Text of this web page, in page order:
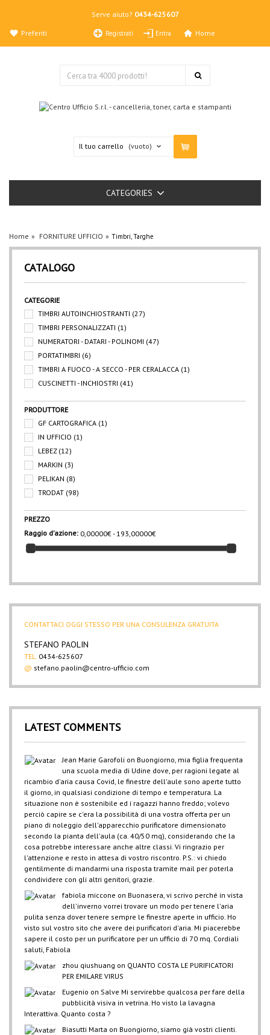
Serve aiuto? 0434-625607
Registrati Entra
Preferiti Home
Il tuo carrello (vuoto)
CATEGORIES
Home FORNITURE UFFICIO Timbri, Targhe
CATALOGO
CATEGORIE
TIMBRI AUTOINCHIOSTRANTI (27)
TIMBRI PERSONALIZZATI (1)
NUMERATORI - DATARI - POLINOMI (47)
PORTATIMBRI (6)
TIMBRI A FUOCO - A SECCO - PER CERALACCA (1)
CUSCINETTI - INCHIOSTRI (41)
PRODUTTORE
GF CARTOGRAFICA (1)
IN UFFICIO (1)
LEBEZ(12)
MARKIN (3)
PELIKAN (8)
TRODAT (98)
PREZZO
Raggio d'azione: 0,00000€ - 193,00000€
CONTATTACI OGGI STESSO PER UNA CONSULENZA GRATUITA
STEFANO PAOLIN
TEL. 0434-625607
@ stefano.paolin@centro-ufficio.com
LATEST COMMENTS
Jean Marie Garofoli on Buongiorno, mia figlia frequenta
una scuola media di Udine dove, per ragioni legate al
ricambio d'aria causa Covid, le finestre dell'aule sono aperte tutto
il giorno, in qualsiasi condizione di tempo e temperatura. La
situazione non è sostenibile ed i ragazzi hanno freddo; volevo
perciò capire se c'era la possibilità di una vostra offerta per un
piano di noleggio dell'apparecchio purificatore dimensionato
secondo la pianta dell'aula (ca. 40/50 mq), considerando che la
cosa potrebbe interessare anche altre classi. Vi ringrazio per
l'attenzione e resto in attesa di vostro riscontro. P.S.: vi chiedo
gentilmente di mandarmi una risposta tramite mail per poterla
condividere con gli altri genitori, grazie.
fabiola miccone on Buonasera, vi scrivo perché in vista
dell'inverno vorrei trovare un modo per tenere l'aria
pulita senza dover tenere sempre le finestre aperte in ufficio. Ho
visto sul vostro sito che avere dei purificatori d'aria. Mi piacerebbe
sapere il costo per un purificatore per un ufficio di 70 mq. Cordiali
saluti, Fabiola
zhou qiushuang on QUANTO COSTA LE PURIFICATORI
PER EMILARE VIRUS
Eugenio on Salve Mi servirebbe qualcosa per fare della
pubblicità visiva in vetrina. Ho visto la lavagna
Interattiva. Quanto costa ?
Biasutti Marta on Buongiorno, siamo già vostri clienti.